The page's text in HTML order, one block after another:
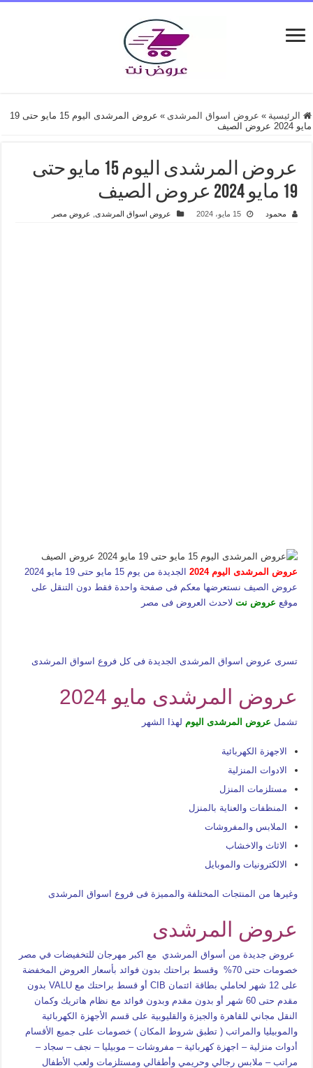
الرئيسية » عروض اسواق المرشدى »
عروض المرشدى اليوم 15 مايو حتى 19
مايو 2024 عروض الصيف
عروض المرشدى اليوم 15 مايو حتى
19 مايو 2024 عروض الصيف
محمود 15 مايو، 2024 عروض اسواق المرشدى, عروض مصر
عروض المرشدى اليوم 2024
الجديدة من يوم 15 مايو حتى 19 مايو 2024
عروض الصيف نستعرضها معكم فى صفحة واحدة فقط دون التنقل على
موقع عروض نتلاحدث العروض فى مصر
تسرى عروض اسواق المرشدى الجديدة فى كل فروع اسواق المرشدى
عروض المرشدى مايو 2024
تشمل عروض المرشدى اليوملهذا الشهر
الاجهزة الكهربائية
الادوات المنزلية
مستلزمات المنزل
المنظفات والعناية بالمنزل
الملابس والمفروشات
الاثاث والاخشاب
الالكترونيات والموبايل
وغيرها من المنتجات المختلفة والمميزة فى فروع اسواق المرشدى
عروض المرشدى
عروض جديدة من أسواق المرشدي مع اكبر مهرجان للتخفيضات في مصر
خصومات حتى 70% وقسط براحتك بدون فوائد بأسعار العروض المخفضة
على 12 شهر لحاملي بطاقة ائتمان CIB أو قسط براحتك مع VALU بدون
مقدم حتى 60 شهر أو بدون مقدم وبدون فوائد مع نظام هاتريك وكمان
النقل مجاني للقاهرة والجيزة والقليوبية على قسم الأجهزة الكهربائية
والموبيليا والمراتب ( تطبق شروط المكان ) خصومات على جميع الأقسام
أدوات منزلية – اجهزة كهربائية – مفروشات – موبيليا – نجف – سجاد –
مراتب – ملابس رجالي وحريمي وأطفالي ومستلزمات ولعب الأطفال